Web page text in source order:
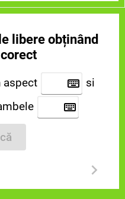
libere obținând
aspect
si